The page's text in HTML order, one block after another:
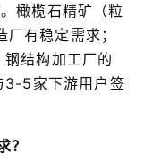
橄榄石精矿（粒
有稳定需求；
结构加工厂的
3-5家下游用户签
？